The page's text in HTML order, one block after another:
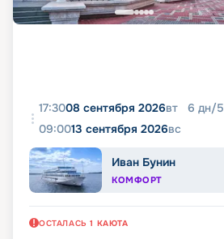
17:3008 сентября 2026вт 6 дн/5
09:0013 сентября 2026вс
Иван Бунин
КОМФОРТ
ОСТАЛАСЬ 1 КАЮТА